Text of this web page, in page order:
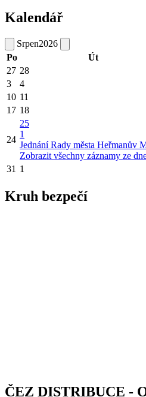
Kalendář
Srpen2026
Po
Út
27 28
3
4
10 11
17 18
24
25
1
Jednání Rady města Heřmanův
Zobrazit všechny záznamy ze
31 1
Kruh bezpečí
ČEZ DISTRIBUCE -